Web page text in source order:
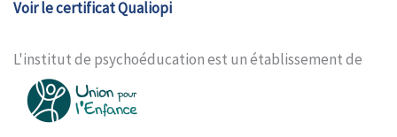
Voir le certificat Qualiopi
L'institut de psychoéducation est un établissement de